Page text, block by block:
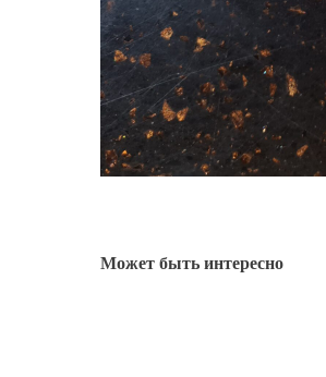
Может быть интересно